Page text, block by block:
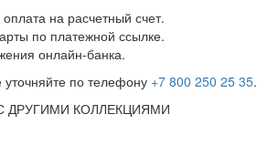
на расчетный счет.
по платежной ссылке.
онлайн-банка.
по телефону +7 800 250 25 35.
ДРУГИМИ КОЛЛЕКЦИЯМИ